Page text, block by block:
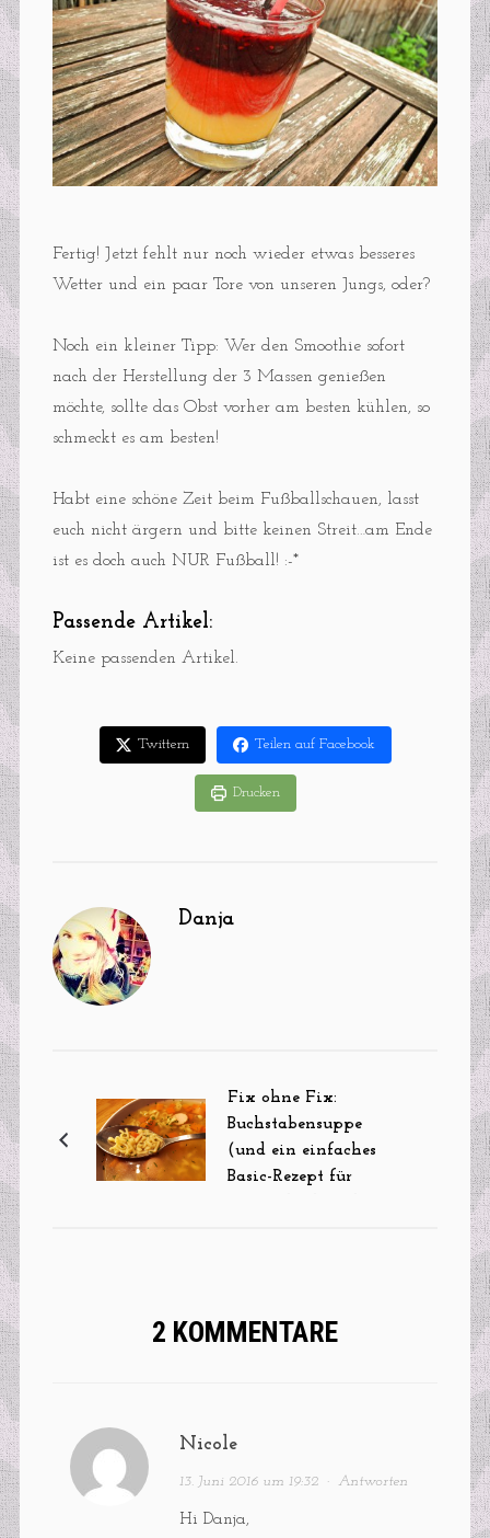
Fertig! Jetzt fehlt nur noch wieder etwas besseres
Wetter und ein paar Tore von unseren Jungs, oder?
Noch ein kleiner Tipp: Wer den Smoothie sofort
nach der Herstellung der 3 Massen genießen
möchte, sollte das Obst vorher am besten kühlen, so
schmeckt es am besten!
Habt eine schöne Zeit beim Fußballschauen, lasst
euch nicht ärgern und bitte keinen Streit…am Ende
ist es doch auch NUR Fußball! :-*
Passende Artikel:
Keine passenden Artikel.
Twittern Teilen auf Facebook
Drucken
Danja
Fix ohne Fix:
Buchstabensuppe
(und ein einfaches
Basic-Rezept für
2 KOMMENTARE
Nicole
13. Juni 2016 um 19:32· Antworten
Hi Danja,